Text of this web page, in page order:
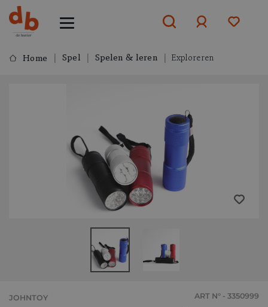
Home Spel Spelen & leren Exploreren
JOHNTOY ART N° - 3350999